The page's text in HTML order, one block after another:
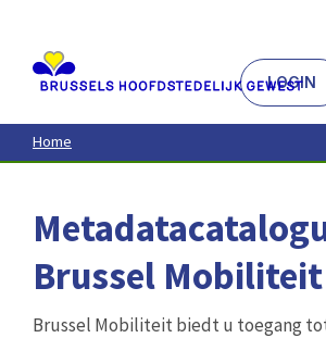
contenu
principal
LOGIN
Home
Brussel Mobiliteit
Brussel Mobiliteit biedt u toegang